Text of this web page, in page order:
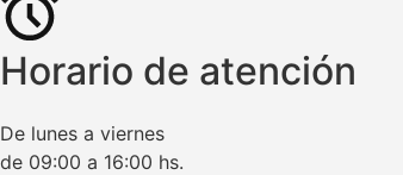
Horario de atención
De lunes a viernes
de 09:00 a 16:00 hs.